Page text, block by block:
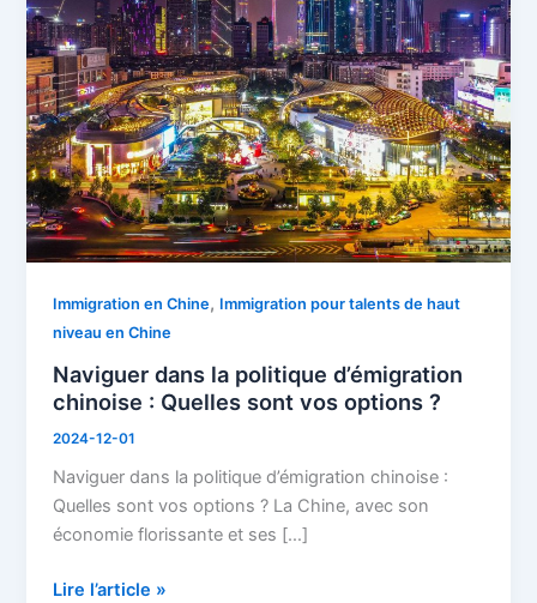
Immigration en Chine, Immigration pour talents de haut
niveau en Chine
Naviguer dans la politique d’émigration
chinoise : Quelles sont vos options ?
2024-12-01
Naviguer dans la politique d’émigration chinoise :
Quelles sont vos options ? La Chine, avec son
économie florissante et ses […]
politique
d’émigration
chinoise
:
Quelles
sont
vos
options
Lire l’article »